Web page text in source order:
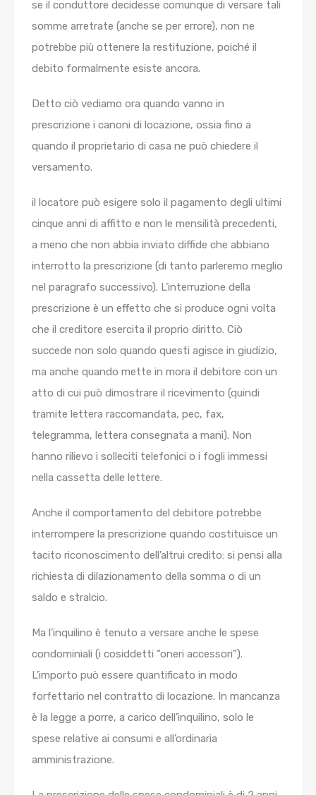
se il conduttore decidesse comunque di versare tali
somme arretrate (anche se per errore), non ne
potrebbe più ottenere la restituzione, poiché il
debito formalmente esiste ancora.
Detto ciò vediamo ora quando vanno in
prescrizione i canoni di locazione, ossia fino a
quando il proprietario di casa ne può chiedere il
versamento.
il locatore può esigere solo il pagamento degli ultimi
cinque anni di affitto e non le mensilità precedenti,
a meno che non abbia inviato diffide che abbiano
interrotto la prescrizione (di tanto parleremo meglio
nel paragrafo successivo). L’interruzione della
prescrizione è un effetto che si produce ogni volta
che il creditore esercita il proprio diritto. Ciò
succede non solo quando questi agisce in giudizio,
ma anche quando mette in mora il debitore con un
atto di cui può dimostrare il ricevimento (quindi
tramite lettera raccomandata, pec, fax,
telegramma, lettera consegnata a mani). Non
hanno rilievo i solleciti telefonici o i fogli immessi
nella cassetta delle lettere.
Anche il comportamento del debitore potrebbe
interrompere la prescrizione quando costituisce un
tacito riconoscimento dell’altrui credito: si pensi alla
richiesta di dilazionamento della somma o di un
saldo e stralcio.
Ma l’inquilino è tenuto a versare anche le spese
condominiali (i cosiddetti “oneri accessori”).
L’importo può essere quantificato in modo
forfettario nel contratto di locazione. In mancanza
è la legge a porre, a carico dell’inquilino, solo le
spese relative ai consumi e all’ordinaria
amministrazione.